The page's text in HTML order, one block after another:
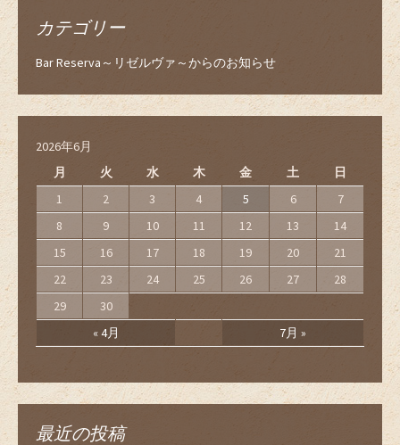
カテゴリー
Bar Reserva～リゼルヴァ～からのお知らせ
2026年6月
月
火 水 木 金 土 日
« 4月 7月 »
1 2 3 4 5 6
7
8
9 10 11 12 13
14
15
16 17 18 19 20
21
22
23 24 25 26 27
28
29
30
最近の投稿